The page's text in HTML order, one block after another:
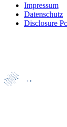
Impressum
Datenschutz
Disclosure